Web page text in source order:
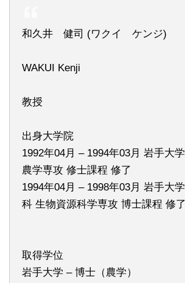
和久井 健司 (ワクイ ケンジ)
WAKUI Kenji
教授
出身大学院
1992年04月 – 1994年03月 岩手大
農学専攻 修士課程 修了
1994年04月 – 1998年03月 岩手大
科 生物資源科学専攻 博士課程 修了
取得学位
岩手大学 – 博士（農学）